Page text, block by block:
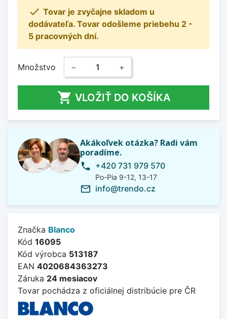
 Tovar je zvyčajne skladom u
dodávateľa. Tovar odošleme priebehu 2 -
5 pracovných dní.
Množstvo − +
 VLOŽIŤ DO KOŠÍKA
Akákoľvek otázka? Radi vám
poradíme.
phone +420 731 979 570
Po-Pia 9-12, 13-17
mail_outline info@trendo.cz
Značka Blanco
Kód 16095
Kód výrobca 513187
EAN 4020684363273
Záruka 24 mesiacov
Tovar pochádza z oficiálnej distribúcie pre ČR